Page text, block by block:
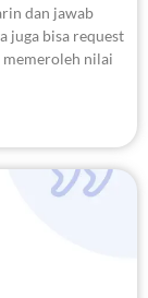
dan jawab
juga bisa request
memeroleh nilai